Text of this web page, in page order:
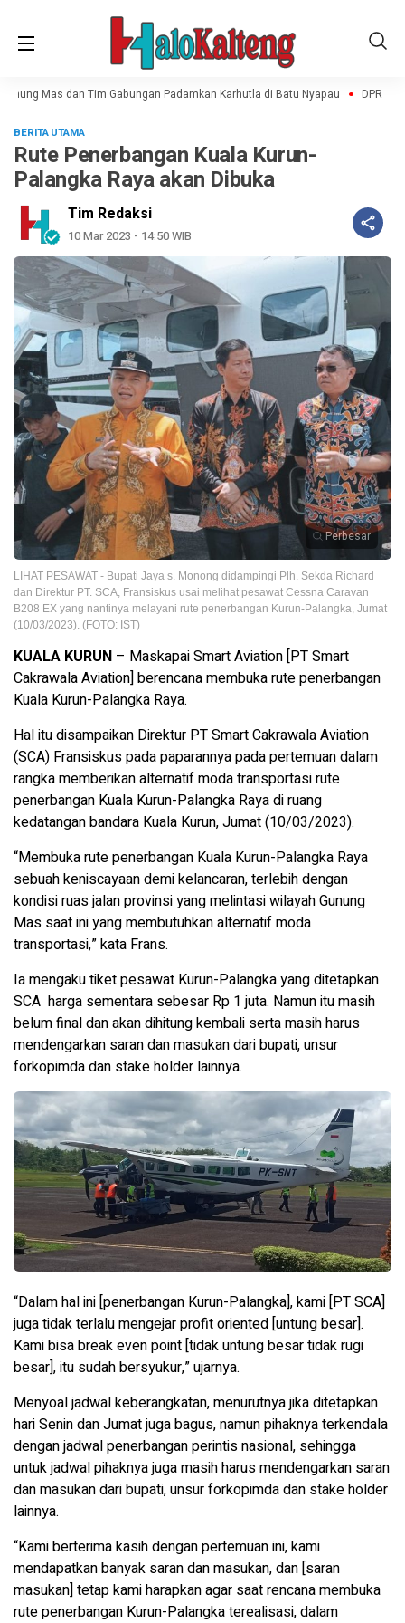
Mas dan Tim Gabungan Padamkan Karhutla di Batu Nyapau DPRD
BERITA UTAMA
Rute Penerbangan Kuala Kurun-
Palangka Raya akan Dibuka
Tim Redaksi
10 Mar 2023 - 14:50 WIB
Perbesar
LIHAT PESAWAT - Bupati Jaya s. Monong didampingi Plh. Sekda Richard
dan Direktur PT. SCA, Fransiskus usai melihat pesawat Cessna Caravan
B208 EX yang nantinya melayani rute penerbangan Kurun-Palangka, Jumat
(10/03/2023). (FOTO: IST)
KUALA KURUN – Maskapai Smart Aviation [PT Smart
Cakrawala Aviation] berencana membuka rute penerbangan
Kuala Kurun-Palangka Raya.
Hal itu disampaikan Direktur PT Smart Cakrawala Aviation
(SCA) Fransiskus pada paparannya pada pertemuan dalam
rangka memberikan alternatif moda transportasi rute
penerbangan Kuala Kurun-Palangka Raya di ruang
kedatangan bandara Kuala Kurun, Jumat (10/03/2023).
“Membuka rute penerbangan Kuala Kurun-Palangka Raya
sebuah keniscayaan demi kelancaran, terlebih dengan
kondisi ruas jalan provinsi yang melintasi wilayah Gunung
Mas saat ini yang membutuhkan alternatif moda
transportasi,” kata Frans.
Ia mengaku tiket pesawat Kurun-Palangka yang ditetapkan
SCA harga sementara sebesar Rp 1 juta. Namun itu masih
belum final dan akan dihitung kembali serta masih harus
mendengarkan saran dan masukan dari bupati, unsur
forkopimda dan stake holder lainnya.
“Dalam hal ini [penerbangan Kurun-Palangka], kami [PT SCA]
juga tidak terlalu mengejar profit oriented [untung besar].
Kami bisa break even point [tidak untung besar tidak rugi
besar], itu sudah bersyukur,” ujarnya.
Menyoal jadwal keberangkatan, menurutnya jika ditetapkan
hari Senin dan Jumat juga bagus, namun pihaknya terkendala
dengan jadwal penerbangan perintis nasional, sehingga
untuk jadwal pihaknya juga masih harus mendengarkan saran
dan masukan dari bupati, unsur forkopimda dan stake holder
lainnya.
“Kami berterima kasih dengan pertemuan ini, kami
mendapatkan banyak saran dan masukan, dan [saran
masukan] tetap kami harapkan agar saat rencana membuka
rute penerbangan Kurun-Palangka terealisasi, dalam